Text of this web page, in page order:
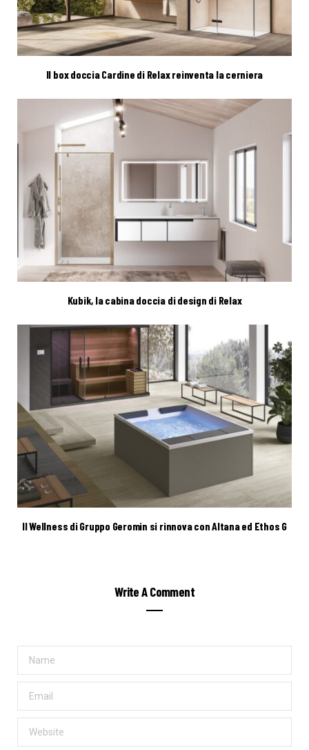
Il box doccia Cardine di Relax reinventa la cerniera
Kubik, la cabina doccia di design di Relax
Il Wellness di Gruppo Geromin si rinnova con Altana ed Ethos G
Write A Comment